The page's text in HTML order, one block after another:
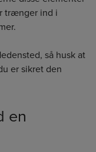
trænger ind i
så husk at
er sikret den
en